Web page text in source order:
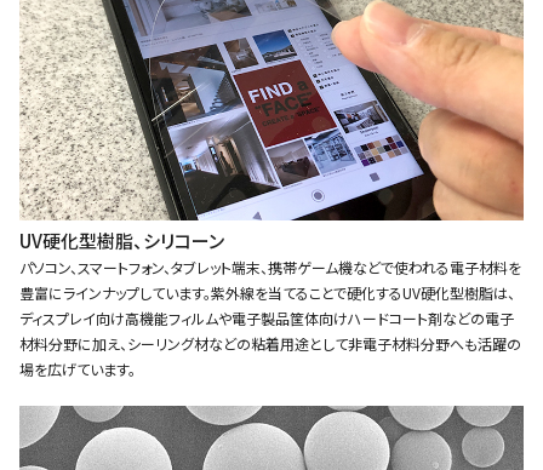
UV硬化型樹脂、シリコーン
パソコン、スマートフォン、タブレット端末、携帯ゲーム機などで使われる電子材料を
豊富にラインナップしています。紫外線を当てることで硬化するUV硬化型樹脂は、
ディスプレイ向け高機能フィルムや電子製品筐体向けハードコート剤などの電子
材料分野に加え、シーリング材などの粘着用途として非電子材料分野へも活躍の
場を広げています。